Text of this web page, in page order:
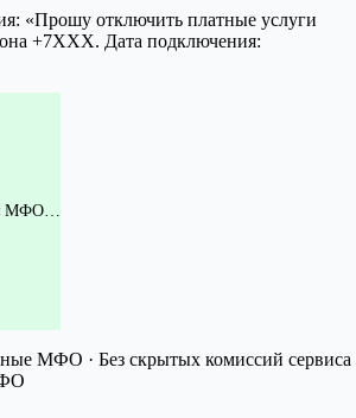
«Прошу отключить платные услуги
+7XXX. Дата подключения:
МФО…
МФО · Без скрытых комиссий сервиса